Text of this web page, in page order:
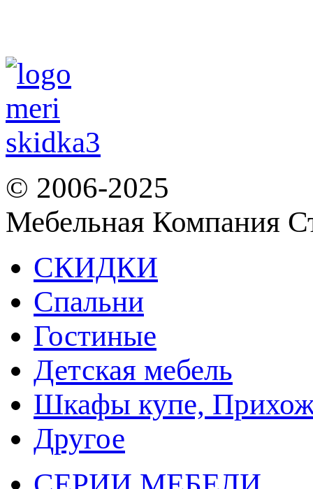
© 2006-2025
Мебельная Компания
СКИДКИ
Спальни
Гостиные
Детская мебель
Шкафы купе,
Другое